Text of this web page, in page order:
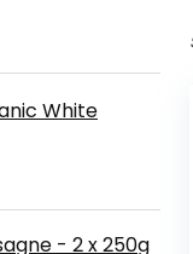
White
- 2 x 250g